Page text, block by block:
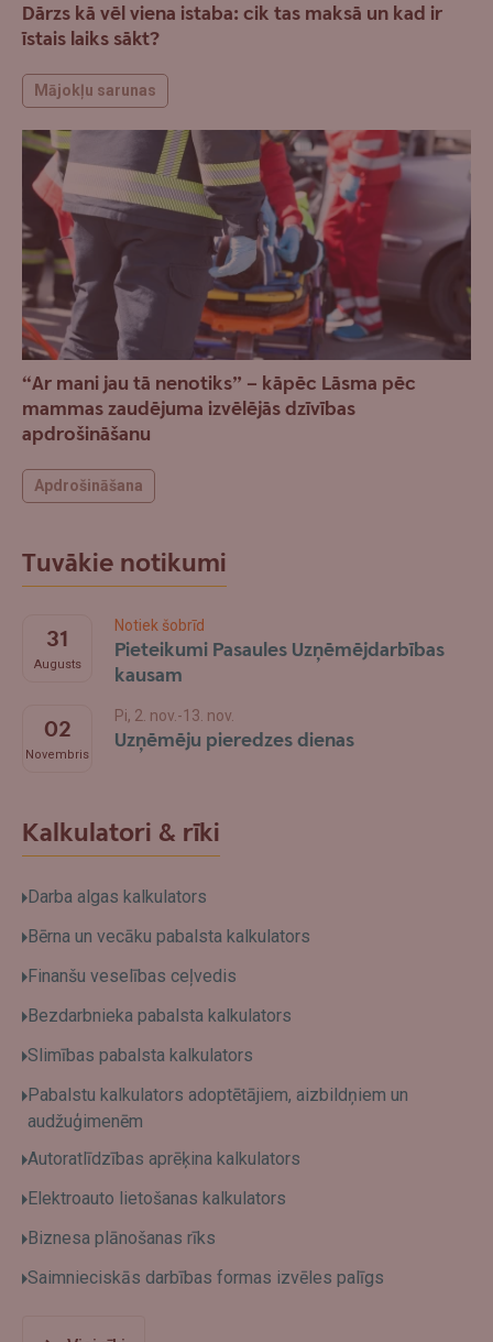
Dārzs kā vēl viena istaba: cik tas maksā un kad ir
īstais laiks sākt?
Mājokļu sarunas
“Ar mani jau tā nenotiks” – kāpēc Lāsma pēc
mammas zaudējuma izvēlējās dzīvības
apdrošināšanu
Apdrošināšana
Tuvākie notikumi
31
Augusts
Notiek šobrīd
Pieteikumi Pasaules Uzņēmējdarbības
kausam
02
Novembris
Pi, 2. nov.-13. nov.
Uzņēmēju pieredzes dienas
Kalkulatori & rīki
Darba algas kalkulators
Bērna un vecāku pabalsta kalkulators
Finanšu veselības ceļvedis
Bezdarbnieka pabalsta kalkulators
Slimības pabalsta kalkulators
Pabalstu kalkulators adoptētājiem, aizbildņiem un
audžuģimenēm
Autoratlīdzības aprēķina kalkulators
Elektroauto lietošanas kalkulators
Biznesa plānošanas rīks
Saimnieciskās darbības formas izvēles palīgs